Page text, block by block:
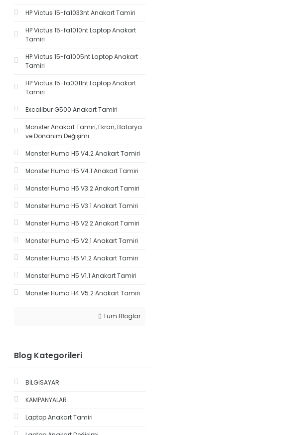
HP Victus 15-fa1033nt Anakart Tamiri
HP Victus 15-fa1010nt Laptop Anakart
Tamiri
HP Victus 15-fa1005nt Laptop Anakart
Tamiri
HP Victus 15-fa0011nt Laptop Anakart
Tamiri
Excalibur G500 Anakart Tamiri
Monster Anakart Tamiri, Ekran, Batarya
ve Donanım Değişimi
Monster Huma H5 V4.2 Anakart Tamiri
Monster Huma H5 V4.1 Anakart Tamiri
Monster Huma H5 V3.2 Anakart Tamiri
Monster Huma H5 V3.1 Anakart Tamiri
Monster Huma H5 V2.2 Anakart Tamiri
Monster Huma H5 V2.1 Anakart Tamiri
Monster Huma H5 V1.2 Anakart Tamiri
Monster Huma H5 V1.1 Anakart Tamiri
Monster Huma H4 V5.2 Anakart Tamiri
Tüm Bloglar
Blog Kategorileri
BİLGİSAYAR
KAMPANYALAR
Laptop Anakart Tamiri